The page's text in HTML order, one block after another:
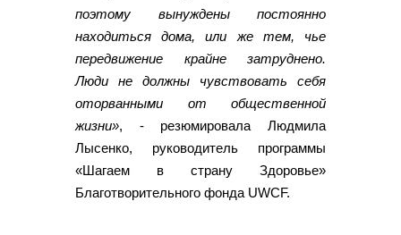
поэтому вынуждены постоянно
находиться дома, или же тем, чье
передвижение крайне затруднено.
Люди не должны чувствовать себя
оторванными от общественной
жизни», - резюмировала Людмила
Лысенко, руководитель программы
«Шагаем в страну Здоровье»
Благотворительного фонда UWCF.